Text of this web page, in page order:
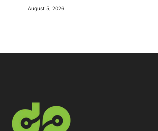
August 5, 2026